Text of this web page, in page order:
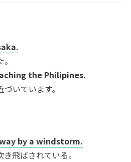
the Philipines.
いています。
by a windstorm.
飛ばされている。